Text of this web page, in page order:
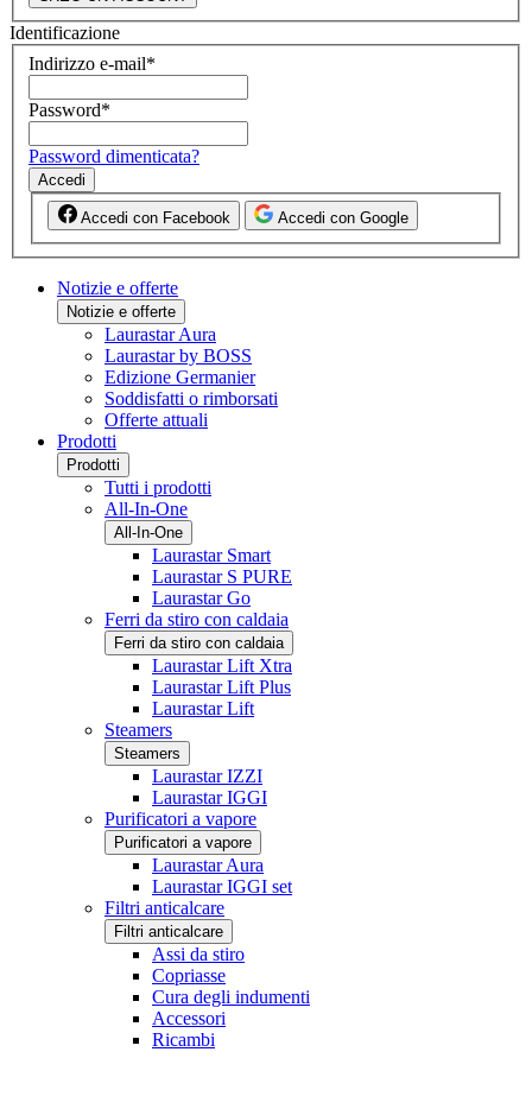
Identificazione
Indirizzo e-mail*
Password*
Password dimenticata?
Accedi
Accedi con Facebook Accedi con Google
Notizie e offerte
Notizie e offerte
Laurastar Aura
Laurastar by BOSS
Edizione Germanier
Soddisfatti o rimborsati
Offerte attuali
Prodotti
Prodotti
Tutti i prodotti
All-In-One
All-In-One
Laurastar Smart
Laurastar S PURE
Laurastar Go
Ferri da stiro con caldaia
Ferri da stiro con caldaia
Laurastar Lift Xtra
Laurastar Lift Plus
Laurastar Lift
Steamers
Steamers
Laurastar IZZI
Laurastar IGGI
Purificatori a vapore
Purificatori a vapore
Laurastar Aura
Laurastar IGGI set
Filtri anticalcare
Filtri anticalcare
Assi da stiro
Copriasse
Cura degli indumenti
Accessori
Ricambi